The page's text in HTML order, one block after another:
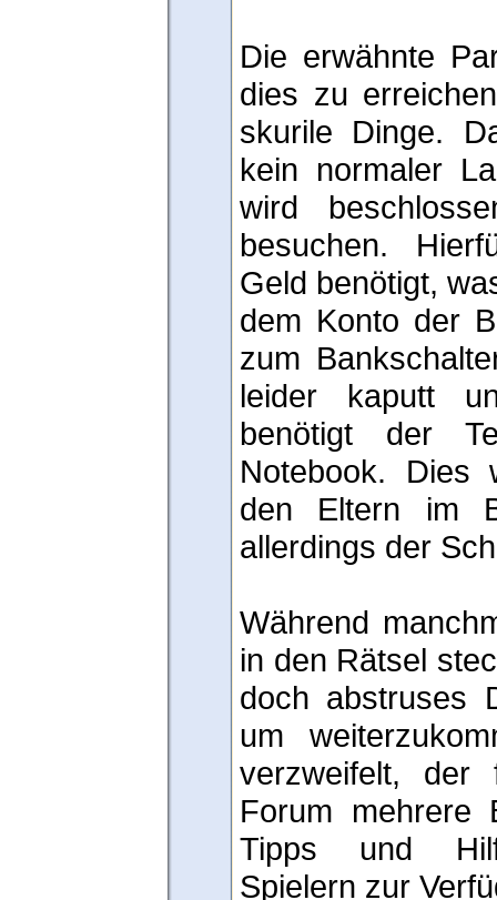
Die erwähnte
dies zu
skurile Dinge.
kein normaler
wird
besuchen.
Geld benötigt,
dem Konto der
zum
leider kaputt
benötigt der
Notebook. Dies
den Eltern im
allerdings der
Während
in den Rätsel
doch abstruses
um
verzweifelt, der
Forum mehrere
Tipps und
Spielern zur